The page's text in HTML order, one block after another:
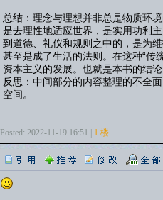
总结：理念与理想并非总是物质环
是去理性地适应世界，是实用功利
到道德、礼仪和规则之中的，是为
甚至是成了生活的法则。在这种“传
资本主义的发展。也就是本书的结
反思：中间部分的内容整理的不全
空间。
Posted: 2022-11-19 16:51 | 1 楼